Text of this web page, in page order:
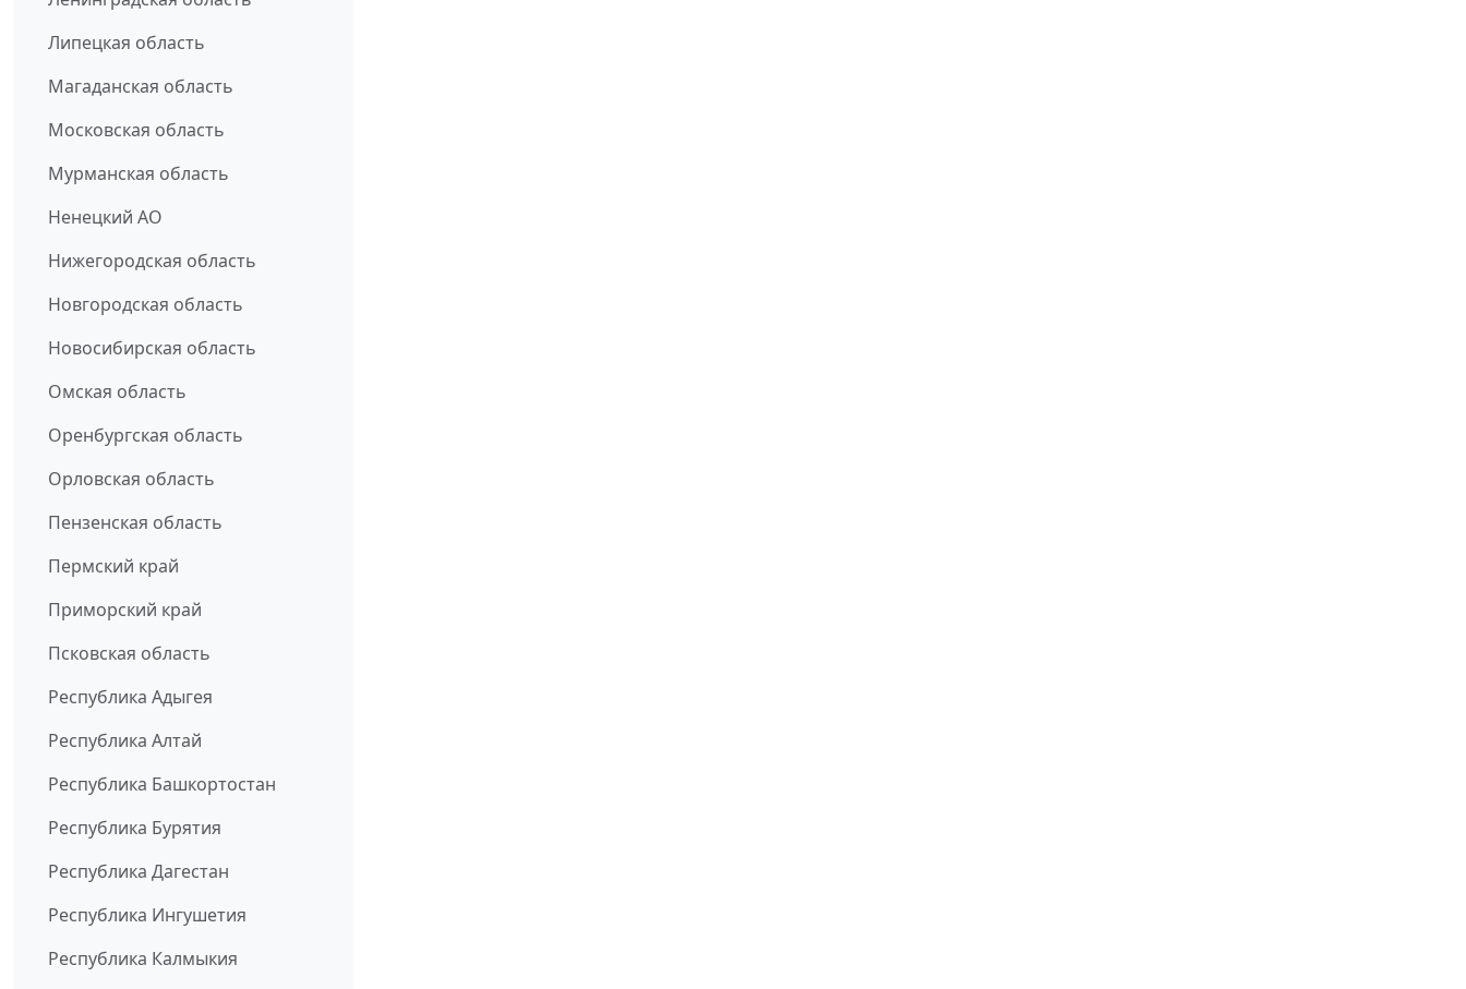
Липецкая область
Магаданская область
Московская область
Мурманская область
Ненецкий АО
Нижегородская область
Новгородская область
Новосибирская область
Омская область
Оренбургская область
Орловская область
Пензенская область
Пермский край
Приморский край
Псковская область
Республика Адыгея
Республика Алтай
Республика Башкортостан
Республика Бурятия
Республика Дагестан
Республика Ингушетия
Республика Калмыкия